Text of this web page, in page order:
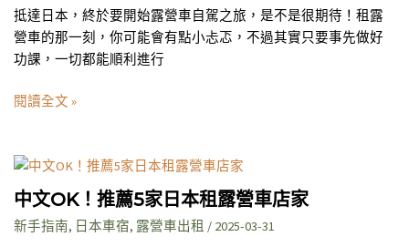
項
抵達日本，終於要開始露營車自駕之旅，是不是很期待！租露
營車的那一刻，你可能會有點小忐忑，不過其實只要事先做好
功課，一切都能順利進行
本
租
露
車
的
注
意
事
閱讀全文 »
中文OK！推薦5家日本租露營車店家
新手指南, 日本車宿, 露營車出租 / 2025-03-31
中
文
OK！
推